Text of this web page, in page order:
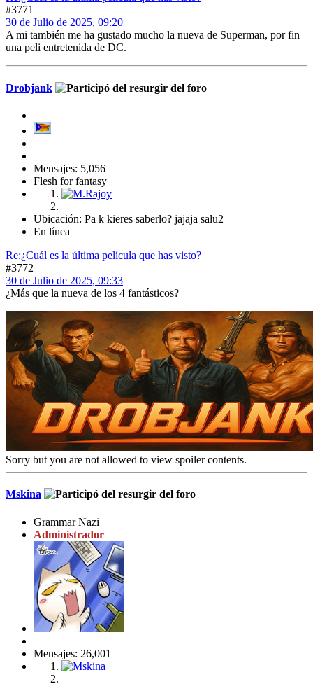
#3771
30 de Julio de 2025, 09:20
A mi también me ha gustado mucho la nueva de Superman, por fin
una peli entretenida de DC.
Drobjank
Mensajes: 5,056
Flesh for fantasy
Ubicación: Pa k kieres saberlo? jajaja salu2
En línea
Re:¿Cuál es la última película que has visto?
#3772
30 de Julio de 2025, 09:33
¿Más que la nueva de los 4 fantásticos?
Sorry but you are not allowed to view spoiler contents.
Mskina
Grammar Nazi
Administrador
Mensajes: 26,001